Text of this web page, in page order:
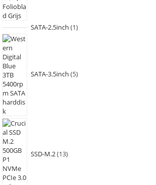
SATA-2.5inch 1
SATA-3.5inch 5
SSD-M.2 13